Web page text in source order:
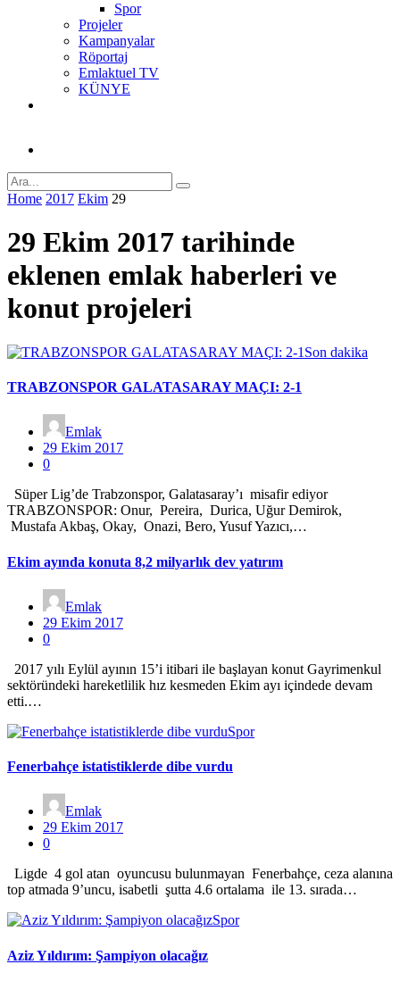
Spor
Projeler
Kampanyalar
Röportaj
Emlaktuel TV
KÜNYE
Home 2017 Ekim 29
29 Ekim 2017 tarihinde
eklenen emlak haberleri ve
konut projeleri
Son dakika
TRABZONSPOR GALATASARAY MAÇI: 2-1
Emlak
29 Ekim 2017
0
Süper Lig’de Trabzonspor, Galatasaray’ı misafir ediyor
TRABZONSPOR: Onur, Pereira, Durica, Uğur Demirok,
Mustafa Akbaş, Okay, Onazi, Bero, Yusuf Yazıcı,…
Ekim ayında konuta 8,2 milyarlık dev yatırım
Emlak
29 Ekim 2017
0
2017 yılı Eylül ayının 15’i itibari ile başlayan konut Gayrimenkul
sektöründeki hareketlilik hız kesmeden Ekim ayı içindede devam
etti.…
Spor
Fenerbahçe istatistiklerde dibe vurdu
Emlak
29 Ekim 2017
0
Ligde 4 gol atan oyuncusu bulunmayan Fenerbahçe, ceza alanına
top atmada 9’uncu, isabetli şutta 4.6 ortalama ile 13. sırada…
Spor
Aziz Yıldırım: Şampiyon olacağız